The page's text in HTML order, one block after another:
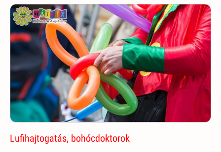
Lufihajtogatás, bohócdoktorok